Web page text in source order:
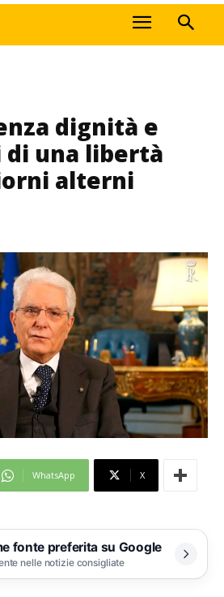
dignità e
una libertà
alterni
WhatsApp X
fonte preferita su Google
nelle notizie consigliate